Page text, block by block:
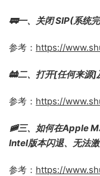
🚃一、关闭 SIP(系统
参考： https://
🚋二、打开[任何来源]
参考： https://
🚞三、如何在Apple
Intel版本闪退、无法
参考： https://